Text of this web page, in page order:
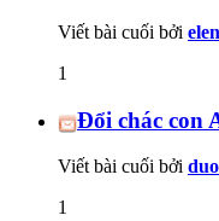
Viết bài cuối bởi
1
Đổi chác con
Viết bài cuối bởi
1